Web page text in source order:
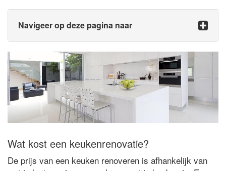
Navigeer op deze pagina naar
Wat kost een keukenrenovatie?
De prijs van een keuken renoveren is afhankelijk van